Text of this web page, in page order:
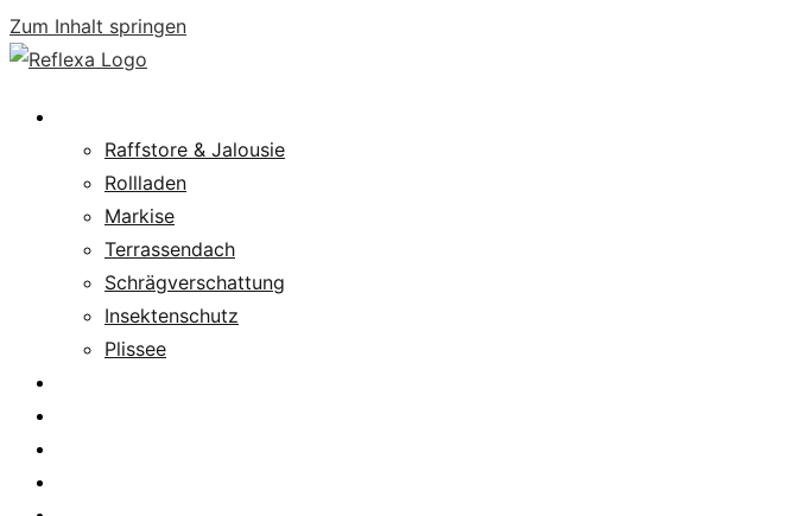
Zum Inhalt springen
Raffstore & Jalousie
Rollladen
Markise
Terrassendach
Schrägverschattung
Insektenschutz
Plissee